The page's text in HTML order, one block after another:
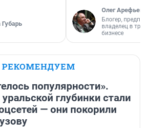
Олег Арефьев
Блогер,
владелец в
бизнесе
РЕКОМЕНДУЕМ
популярности».
глубинки стали
— они покорили